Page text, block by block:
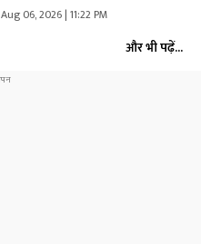
Aug 06, 2026 | 11:22 PM
और भी पढ़ें...